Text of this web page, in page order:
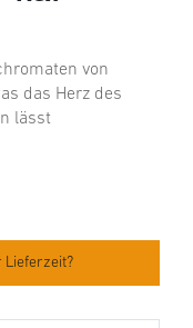
von
das Herz des
lässt
Lieferzeit?